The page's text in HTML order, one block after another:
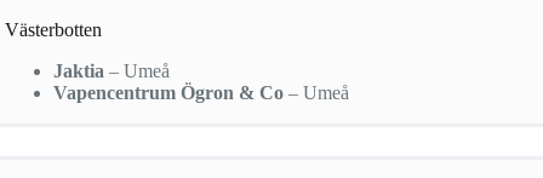
Västerbotten
Jaktia – Umeå
Vapencentrum Ögron & Co – Umeå